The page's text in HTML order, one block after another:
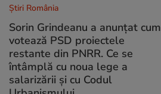
Știri România
Sorin Grindeanu a anunțat cum
votează PSD proiectele
restante din PNRR. Ce se
întâmplă cu noua lege a
salarizării și cu Codul